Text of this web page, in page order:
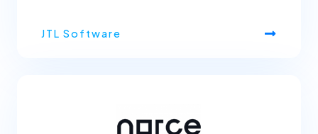
JTL Software